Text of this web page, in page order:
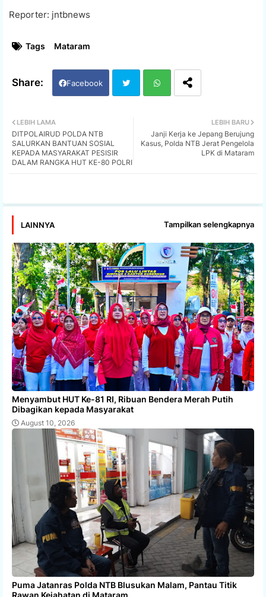
Reporter: jntbnews
Tags Mataram
Facebook
ats
LEBIH BARU
Janji Kerja ke Jepang Berujung
Kasus, Polda NTB Jerat Pengelola
LPK di Mataram
LEBIH LAMA
DITPOLAIRUD POLDA NTB
SALURKAN BANTUAN SOSIAL
KEPADA MASYARAKAT PESISIR
DALAM RANGKA HUT KE-80 POLRI
LAINNYA Tampilkan selengkapnya
Menyambut HUT Ke-81 RI, Ribuan Bendera Merah Putih
Dibagikan kepada Masyarakat
August 10, 2026
Puma Jatanras Polda NTB Blusukan Malam, Pantau Titik
Rawan Kejahatan di Mataram